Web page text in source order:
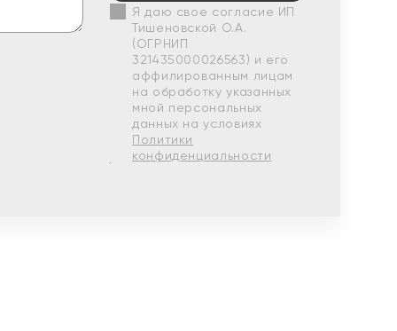
Я даю свое согласие ИП
Тишеновской О.А.
(ОГРНИП
321435000026563) и его
аффилированным лицам
на обработку указанных
мной персональных
данных на условиях
Политики
конфиденциальности